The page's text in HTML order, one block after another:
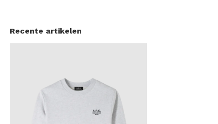
Recente artikelen